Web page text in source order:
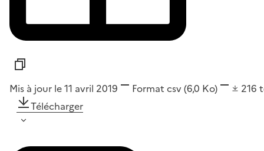
Mis à jour le 11 avril 2019 Format csv(6,0 Ko) 216
Télécharger